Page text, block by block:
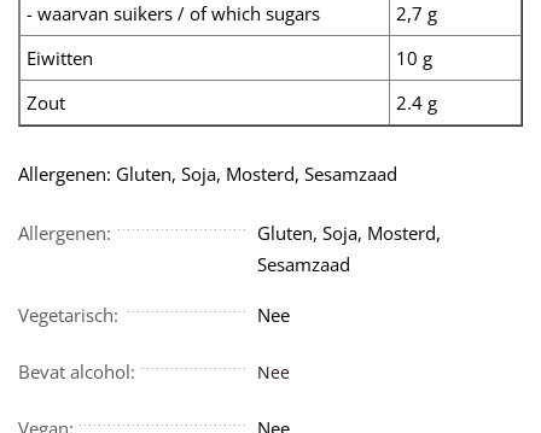
- waarvan suikers / of which sugars
2,7 g
Eiwitten
10 g
Zout
2.4 g
Allergenen: Gluten, Soja, Mosterd, Sesamzaad
Allergenen:
Gluten, Soja, Mosterd,
Sesamzaad
Vegetarisch: Nee
Bevat alcohol: Nee